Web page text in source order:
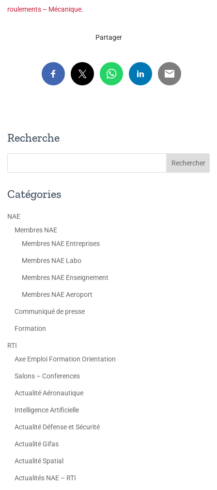
roulements – Mécanique.
Partager
Recherche
Catégories
NAE
Membres NAE
Membres NAE Entreprises
Membres NAE Labo
Membres NAE Enseignement
Membres NAE Aeroport
Communiqué de presse
Formation
RTI
Axe Emploi Formation Orientation
Salons – Conferences
Actualité Aéronautique
Intelligence Artificielle
Actualité Défense et Sécurité
Actualité Gifas
Actualité Spatial
Actualités NAE – RTI